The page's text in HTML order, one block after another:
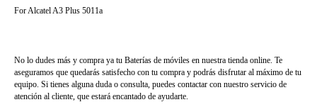
For Alcatel A3 Plus 5011a
No lo dudes más y compra ya tu Baterías de móviles en nuestra tienda online. Te
aseguramos que quedarás satisfecho con tu compra y podrás disfrutar al máximo de tu
equipo. Si tienes alguna duda o consulta, puedes contactar con nuestro servicio de
atención al cliente, que estará encantado de ayudarte.